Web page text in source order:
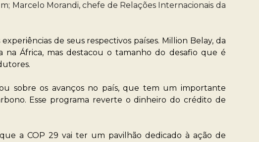
Marcelo Morandi, chefe de Relações Internacionais da
de seus respectivos países. Million Belay, da
na África, mas destacou o tamanho do desafio que é
sobre os avanços no país, que tem um importante
Esse programa reverte o dinheiro do crédito de
a COP 29 vai ter um pavilhão dedicado à ação de